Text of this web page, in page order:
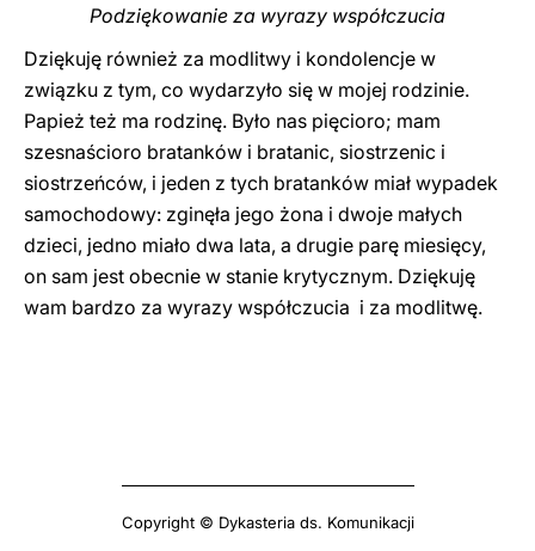
Podziękowanie za wyrazy współczucia
Dziękuję również za modlitwy i kondolencje w
związku z tym, co wydarzyło się w mojej rodzinie.
Papież też ma rodzinę. Było nas pięcioro; mam
szesnaścioro bratanków i bratanic, siostrzenic i
siostrzeńców, i jeden z tych bratanków miał wypadek
samochodowy: zginęła jego żona i dwoje małych
dzieci, jedno miało dwa lata, a drugie parę miesięcy,
on sam jest obecnie w stanie krytycznym. Dziękuję
wam bardzo za wyrazy współczucia i za modlitwę.
Copyright © Dykasteria ds. Komunikacji